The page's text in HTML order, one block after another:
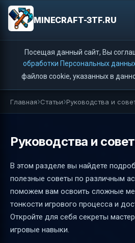
MINECRAFT-3TF.RU
Посещая данный сайт, Вы
обработки Персональных
файлов cookie, указанных в
Главная Статьи Руководства и
Руководства и
В этом разделе вы найдете
полезные советы по различным
поможем вам освоить сложные
тонкости игрового процесса и
Откройте для себя секреты
игровые навыки.